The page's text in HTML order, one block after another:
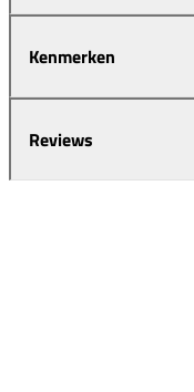
Kenmerken
Reviews